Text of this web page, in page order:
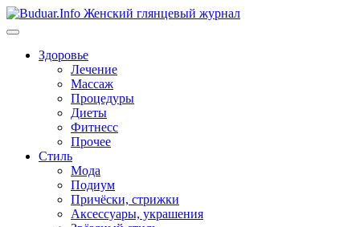
Перейти
к
Здоровье
Лечение
Массаж
Процедуры
Диеты
Фитнесс
Прочее
Стиль
Мода
Подиум
Причёски, стрижки
Аксессуары, украшения